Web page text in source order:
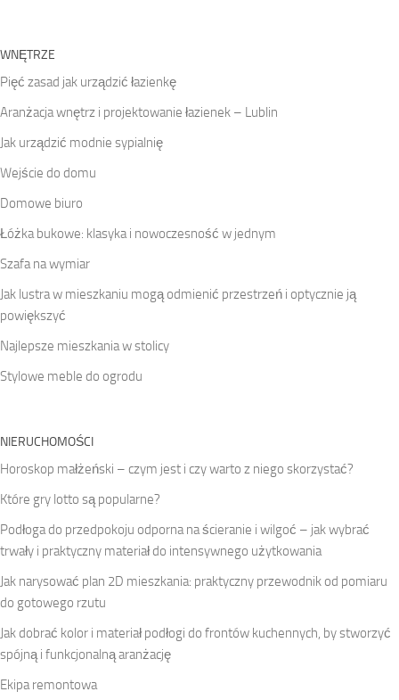
WNĘTRZE
Pięć zasad jak urządzić łazienkę
Aranżacja wnętrz i projektowanie łazienek – Lublin
Jak urządzić modnie sypialnię
Wejście do domu
Domowe biuro
Łóżka bukowe: klasyka i nowoczesność w jednym
Szafa na wymiar
Jak lustra w mieszkaniu mogą odmienić przestrzeń i optycznie ją
powiększyć
Najlepsze mieszkania w stolicy
Stylowe meble do ogrodu
NIERUCHOMOŚCI
Horoskop małżeński – czym jest i czy warto z niego skorzystać?
Które gry lotto są popularne?
Podłoga do przedpokoju odporna na ścieranie i wilgoć – jak wybrać
trwały i praktyczny materiał do intensywnego użytkowania
Jak narysować plan 2D mieszkania: praktyczny przewodnik od pomiaru
do gotowego rzutu
Jak dobrać kolor i materiał podłogi do frontów kuchennych, by stworzyć
spójną i funkcjonalną aranżację
Ekipa remontowa